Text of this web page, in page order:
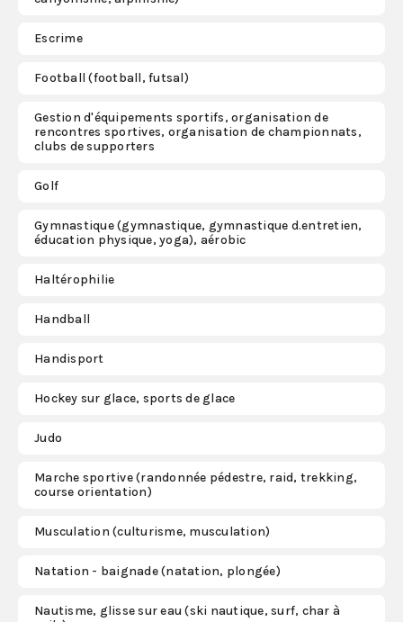
Escrime
Football (football, futsal)
Gestion d'équipements sportifs, organisation de
rencontres sportives, organisation de championnats,
clubs de supporters
Golf
Gymnastique (gymnastique, gymnastique d.entretien,
éducation physique, yoga), aérobic
Haltérophilie
Handball
Handisport
Hockey sur glace, sports de glace
Judo
Marche sportive (randonnée pédestre, raid, trekking,
course orientation)
Musculation (culturisme, musculation)
Natation - baignade (natation, plongée)
Nautisme, glisse sur eau (ski nautique, surf, char à